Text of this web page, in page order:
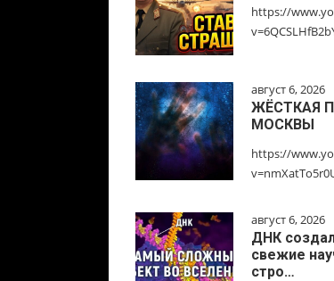
https://
август 6, 2026
ЖЁСТКАЯ
МОСКВЫ
https://
август 6, 2026
ДНК
свежие
стро…